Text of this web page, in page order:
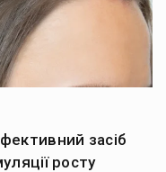
засіб
росту